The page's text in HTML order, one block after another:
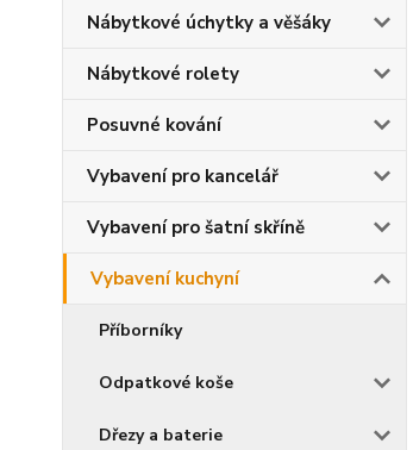
Nábytkové úchytky a věšáky
Nábytkové rolety
Posuvné kování
Vybavení pro kancelář
Vybavení pro šatní skříně
Vybavení kuchyní
Příborníky
Odpatkové koše
Dřezy a baterie